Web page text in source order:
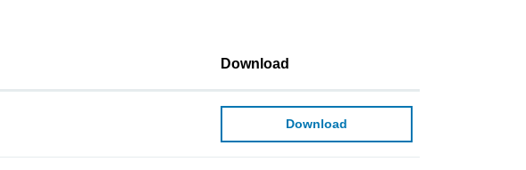
Download
Download